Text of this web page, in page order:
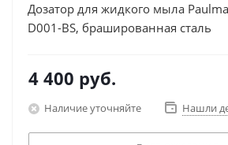
Дозатор для жидкого мыла
D001-BS, брашированная сталь
4 400 руб.
Наличие уточняйте Нашли